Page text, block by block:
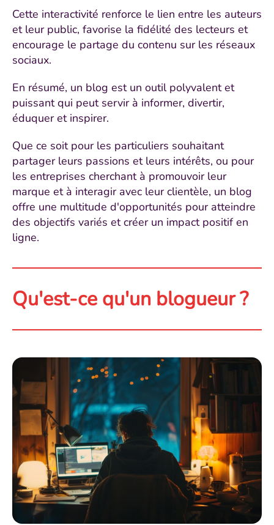
Cette interactivité renforce le lien entre les auteurs
et leur public, favorise la fidélité des lecteurs et
encourage le partage du contenu sur les réseaux
sociaux.
En résumé, un blog est un outil polyvalent et
puissant qui peut servir à informer, divertir,
éduquer et inspirer.
Que ce soit pour les particuliers souhaitant
partager leurs passions et leurs intérêts, ou pour
les entreprises cherchant à promouvoir leur
marque et à interagir avec leur clientèle, un blog
offre une multitude d'opportunités pour atteindre
des objectifs variés et créer un impact positif en
ligne.
Qu'est-ce qu'un blogueur ?